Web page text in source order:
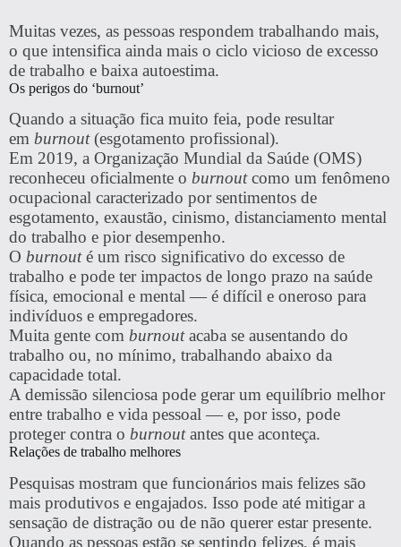
Muitas vezes, as pessoas respondem trabalhando mais,
o que intensifica ainda mais o ciclo vicioso de excesso
de trabalho e baixa autoestima.
Os perigos do ‘burnout’
Quando a situação fica muito feia, pode resultar
em burnout(esgotamento profissional).
Em 2019, a Organização Mundial da Saúde (OMS)
reconheceu oficialmente o burnoutcomo um fenômeno
ocupacional caracterizado por sentimentos de
esgotamento, exaustão, cinismo, distanciamento mental
do trabalho e pior desempenho.
O burnouté um risco significativo do excesso de
trabalho e pode ter impactos de longo prazo na saúde
física, emocional e mental — é difícil e oneroso para
indivíduos e empregadores.
Muita gente com burnoutacaba se ausentando do
trabalho ou, no mínimo, trabalhando abaixo da
capacidade total.
A demissão silenciosa pode gerar um equilíbrio melhor
entre trabalho e vida pessoal — e, por isso, pode
proteger contra o burnoutantes que aconteça.
Relações de trabalho melhores
Pesquisas mostram que funcionários mais felizes são
mais produtivos e engajados. Isso pode até mitigar a
sensação de distração ou de não querer estar presente.
Quando as pessoas estão se sentindo felizes, é mais